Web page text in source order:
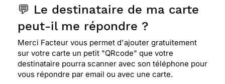
💬 Le destinataire de ma carte
peut-il me répondre ?
Merci Facteur vous permet d'ajouter gratuitement
sur votre carte un petit "QRcode" que votre
destinataire pourra scanner avec son téléphone pour
vous répondre par email ou avec une carte.